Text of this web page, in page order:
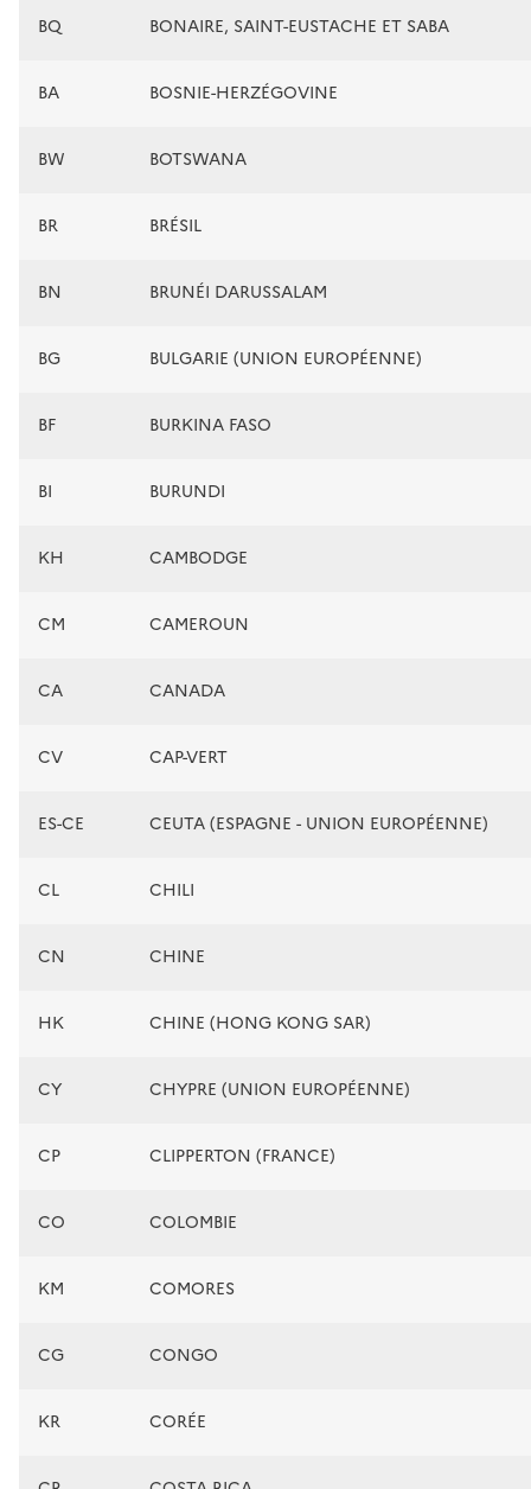
BQ BONAIRE, SAINT-EUSTACHE ET SABA
BA BOSNIE-HERZÉGOVINE
BW BOTSWANA
BR BRÉSIL
BN BRUNÉI DARUSSALAM
BG BULGARIE (UNION EUROPÉENNE)
BF BURKINA FASO
BI BURUNDI
KH CAMBODGE
CM CAMEROUN
CA CANADA
CV CAP-VERT
ES-CE CEUTA (ESPAGNE - UNION EUROPÉENNE)
CL CHILI
CN CHINE
HK CHINE (HONG KONG SAR)
CY CHYPRE (UNION EUROPÉENNE)
CP CLIPPERTON (FRANCE)
CO COLOMBIE
KM COMORES
CG CONGO
KR CORÉE